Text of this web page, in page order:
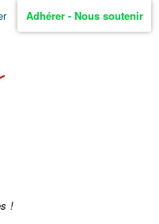
Adhérer - Nous soutenir
!